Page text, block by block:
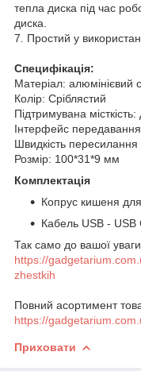
тепла диска під час
диска.
7. Простий у
Специфікація:
Матеріал: алюмінієвий
Колір: Сріблястий
Підтримувана
Інтерфейс
Швидкість
Розмір: 100*31*9 мм
Комплектація
Копрус кишеня
Кабель USB - USB
Так само до вашої
https://
zhestkih
Повний асортимент
https://
Приховати